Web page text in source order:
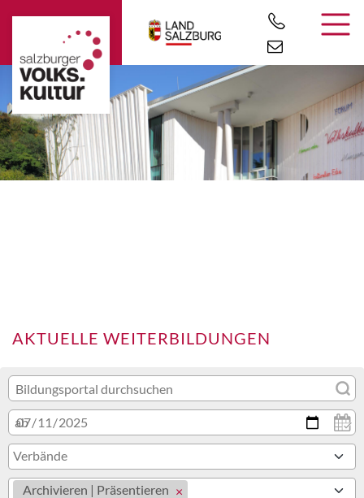
AKTUELLE WEITERBILDUNGEN
ab
Verbände
Archivieren | Präsentieren